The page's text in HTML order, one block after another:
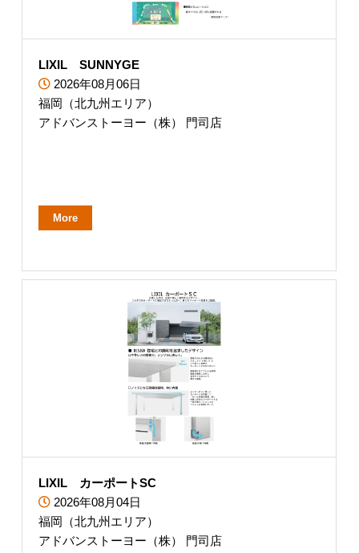
LIXIL SUNNYGE
2026年08月06日
福岡（北九州エリア）
アドバンストーヨー（株） 門司店
More
LIXIL カーポートSC
2026年08月04日
福岡（北九州エリア）
アドバンストーヨー（株） 門司店